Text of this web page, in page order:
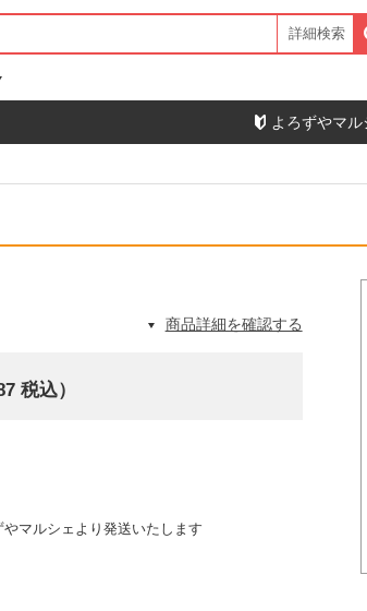
詳細検索
よろずやマ
商品詳細を確認する
税込）
マルシェより発送いたします